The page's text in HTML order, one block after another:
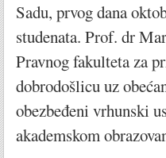
Sadu, prvog dana
studenata. Prof. dr
Pravnog fakulteta za
dobrodošlicu uz
obezbeđeni vrhunski
akademskom